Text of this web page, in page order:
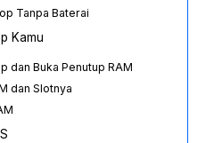
Tanpa Baterai
Kamu
dan Buka Penutup RAM
dan Slotnya